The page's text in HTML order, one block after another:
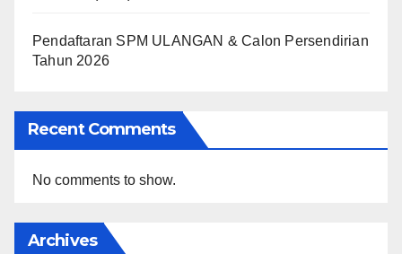
Pendaftaran SPM ULANGAN & Calon Persendirian
Tahun 2026
Recent Comments
No comments to show.
Archives